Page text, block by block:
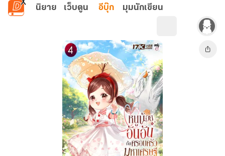
ข้ามไปยังเนื้อหาหลัก
นิยาย เว็บตูน อีบุ๊ก มุมนักเขียน